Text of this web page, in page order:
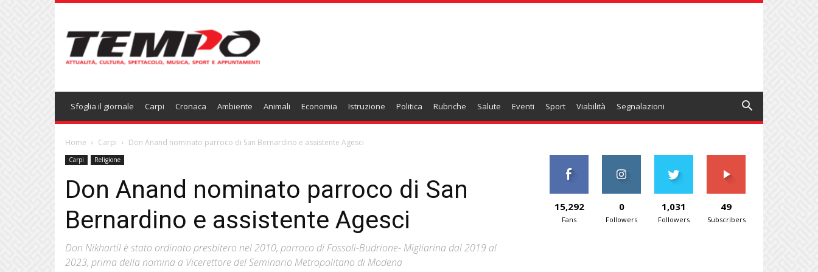
Sfoglia il giornale Carpi Cronaca Ambiente Animali Economia Istruzione Politica Rubriche Salute Eventi Sport Viabilità Segnalazioni
Home Carpi Don Anand nominato parroco di San Bernardino e assistente Agesci
Carpi Religione
Don Anand nominato parroco di San
Bernardino e assistente Agesci
Don Nikhartil è stato ordinato presbitero nel 2010, parroco di Fossoli-Budrione- Migliarina dal 2019 al
2023, prima della nomina a Vicerettore del Seminario Metropolitano di Modena
15,292
Fans
0
Followers
1,031
Followers
49
Subscribers